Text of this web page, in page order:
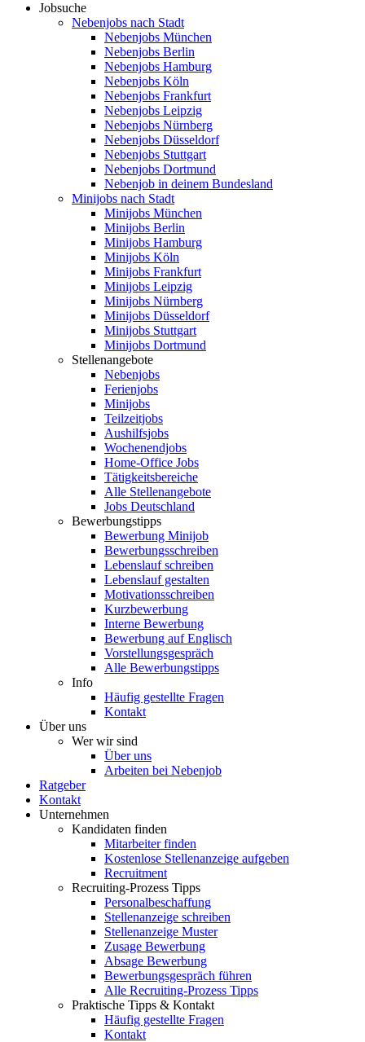
Jobsuche
Nebenjobs nach Stadt
Nebenjobs München
Nebenjobs Berlin
Nebenjobs Hamburg
Nebenjobs Köln
Nebenjobs Frankfurt
Nebenjobs Leipzig
Nebenjobs Nürnberg
Nebenjobs Düsseldorf
Nebenjobs Stuttgart
Nebenjobs Dortmund
Nebenjob in deinem Bundesland
Minijobs nach Stadt
Minijobs München
Minijobs Berlin
Minijobs Hamburg
Minijobs Köln
Minijobs Frankfurt
Minijobs Leipzig
Minijobs Nürnberg
Minijobs Düsseldorf
Minijobs Stuttgart
Minijobs Dortmund
Stellenangebote
Nebenjobs
Ferienjobs
Minijobs
Teilzeitjobs
Aushilfsjobs
Wochenendjobs
Home-Office Jobs
Tätigkeitsbereiche
Alle Stellenangebote
Jobs Deutschland
Bewerbungstipps
Bewerbung Minijob
Bewerbungsschreiben
Lebenslauf schreiben
Lebenslauf gestalten
Motivationsschreiben
Kurzbewerbung
Interne Bewerbung
Bewerbung auf Englisch
Vorstellungsgespräch
Alle Bewerbungstipps
Info
Häufig gestellte Fragen
Kontakt
Über uns
Wer wir sind
Über uns
Arbeiten bei Nebenjob
Ratgeber
Kontakt
Unternehmen
Kandidaten finden
Mitarbeiter finden
Kostenlose Stellenanzeige aufgeben
Recruitment
Recruiting-Prozess Tipps
Personalbeschaffung
Stellenanzeige schreiben
Stellenanzeige Muster
Zusage Bewerbung
Absage Bewerbung
Bewerbungsgespräch führen
Alle Recruiting-Prozess Tipps
Praktische Tipps & Kontakt
Häufig gestellte Fragen
Kontakt